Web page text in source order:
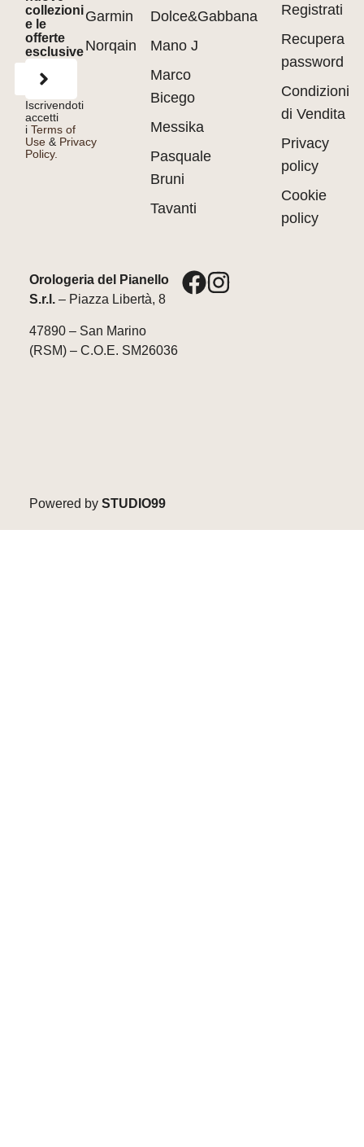
collezioni
e le
offerte
esclusive
Iscrivendoti
accetti
iTerms of
Use & Privacy
Policy.
Garmin
Norqain
Dolce&Gabbana
Mano J
Marco
Bicego
Messika
Pasquale
Bruni
Tavanti
Registrati
Recupera
password
Condizioni
di Vendita
Privacy
policy
Cookie
policy
Orologeria del Pianello
S.r.l.– Piazza Libertà, 8
47890 – San Marino
(RSM) – C.O.E. SM26036
Powered by STUDIO99